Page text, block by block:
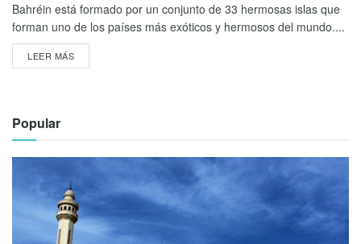
Bahréin está formado por un conjunto de 33 hermosas islas que
forman uno de los países más exóticos y hermosos del mundo....
LEER MÁS
Popular